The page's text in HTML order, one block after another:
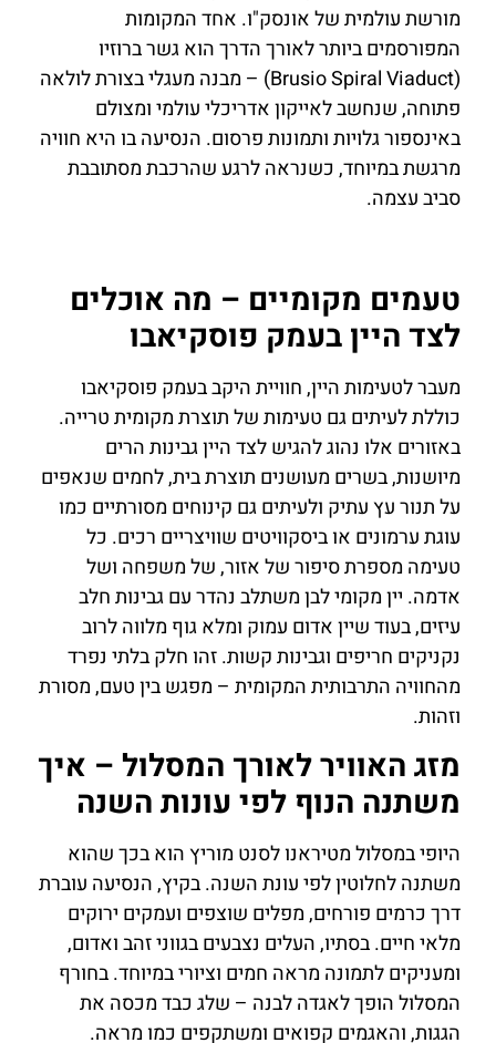
מורשת עולמית של אונסק"ו. אחד המקומות
המפורסמים ביותר לאורך הדרך הוא גשר ברוזיו
(Brusio Spiral Viaduct) – מבנה מעגלי בצורת לולאה
פתוחה, שנחשב לאייקון אדריכלי עולמי ומצולם
באינספור גלויות ותמונות פרסום. הנסיעה בו היא חוויה
מרגשת במיוחד, כשנראה לרגע שהרכבת מסתובבת
סביב עצמה.
טעמים מקומיים – מה אוכלים
לצד היין בעמק פוסקיאבו
מעבר לטעימות היין, חוויית היקב בעמק פוסקיאבו
כוללת לעיתים גם טעימות של תוצרת מקומית טרייה.
באזורים אלו נהוג להגיש לצד היין גבינות הרים
מיושנות, בשרים מעושנים תוצרת בית, לחמים שנאפים
על תנור עץ עתיק ולעיתים גם קינוחים מסורתיים כמו
עוגת ערמונים או ביסקוויטים שוויצריים רכים. כל
טעימה מספרת סיפור של אזור, של משפחה ושל
אדמה. יין מקומי לבן משתלב נהדר עם גבינות חלב
עיזים, בעוד שיין אדום עמוק ומלא גוף מלווה לרוב
נקניקים חריפים וגבינות קשות. זהו חלק בלתי נפרד
מהחוויה התרבותית המקומית – מפגש בין טעם, מסורת
וזהות.
מזג האוויר לאורך המסלול – איך
משתנה הנוף לפי עונות השנה
היופי במסלול מטיראנו לסנט מוריץ הוא בכך שהוא
משתנה לחלוטין לפי עונת השנה. בקיץ, הנסיעה עוברת
דרך כרמים פורחים, מפלים שוצפים ועמקים ירוקים
מלאי חיים. בסתיו, העלים נצבעים בגווני זהב ואדום,
ומעניקים לתמונה מראה חמים וציורי במיוחד. בחורף
המסלול הופך לאגדה לבנה – שלג כבד מכסה את
הגגות, והאגמים קפואים ומשתקפים כמו מראה.